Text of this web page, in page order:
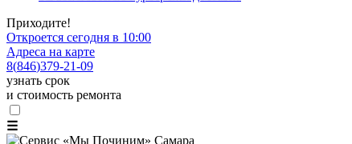
Приходите!
Откроется сегодня в 10:00
Адреса на карте
8(846)379-21-09
узнать срок
и стоимость ремонта
☰